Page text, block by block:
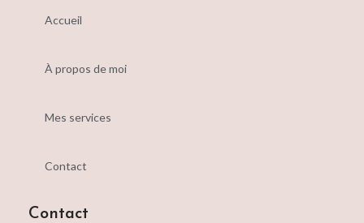
Accueil
À propos de moi
Mes services
Contact
Contact